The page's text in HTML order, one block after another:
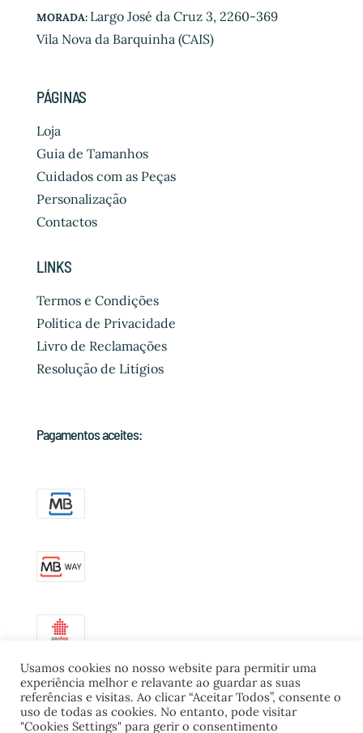
MORADA: Largo José da Cruz 3, 2260-369
Vila Nova da Barquinha (CAIS)
PÁGINAS
Loja
Guia de Tamanhos
Cuidados com as Peças
Personalização
Contactos
LINKS
Termos e Condições
Política de Privacidade
Livro de Reclamações
Resolução de Litígios
Pagamentos aceites:
Usamos cookies no nosso website para permitir uma
experiência melhor e relavante ao guardar as suas
referências e visitas. Ao clicar “Aceitar Todos”, consente o
uso de todas as cookies. No entanto, pode visitar
"Cookies Settings" para gerir o consentimento